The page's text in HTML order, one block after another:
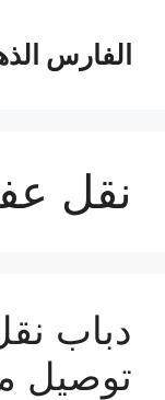
المحتوىالفارس
نقل
دباب
توصيل